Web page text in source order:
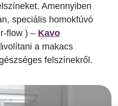
Amennyiben
speciális homokfúvó
flow ) – Kavo
a makacs
felszínekről.